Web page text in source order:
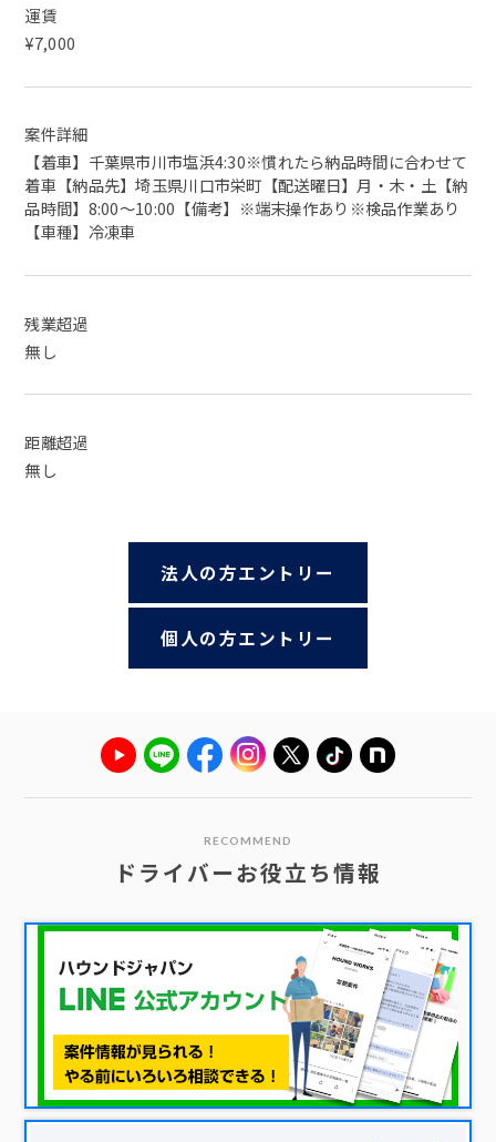
運賃
¥7,000
案件詳細
【着車】千葉県市川市塩浜4:30※慣れたら納品時間に合わせて
着車【納品先】埼玉県川口市栄町【配送曜日】月・木・土【納
品時間】8:00～10:00【備考】※端末操作あり※検品作業あり
【車種】冷凍車
残業超過
無し
距離超過
無し
法人の方エントリー
個人の方エントリー
RECOMMEND
ドライバーお役立ち情報